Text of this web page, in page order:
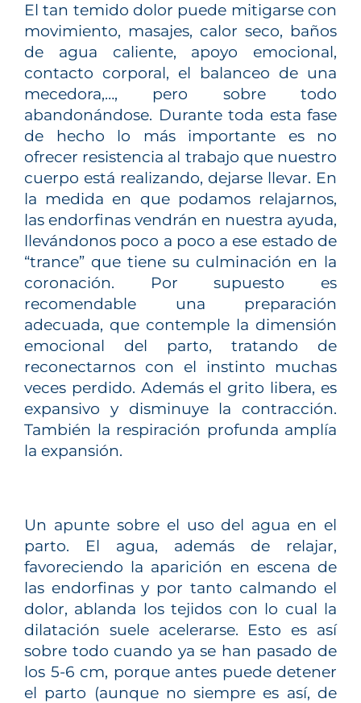
El tan temido dolor puede mitigarse con
movimiento, masajes, calor seco, baños
de agua caliente, apoyo emocional,
contacto corporal, el balanceo de una
mecedora,…, pero sobre todo
abandonándose. Durante toda esta fase
de hecho lo más importante es no
ofrecer resistencia al trabajo que nuestro
cuerpo está realizando, dejarse llevar. En
la medida en que podamos relajarnos,
las endorfinas vendrán en nuestra ayuda,
llevándonos poco a poco a ese estado de
“trance” que tiene su culminación en la
coronación. Por supuesto es
recomendable una preparación
adecuada, que contemple la dimensión
emocional del parto, tratando de
reconectarnos con el instinto muchas
veces perdido. Además el grito libera, es
expansivo y disminuye la contracción.
También la respiración profunda amplía
la expansión.
Un apunte sobre el uso del agua en el
parto. El agua, además de relajar,
favoreciendo la aparición en escena de
las endorfinas y por tanto calmando el
dolor, ablanda los tejidos con lo cual la
dilatación suele acelerarse. Esto es así
sobre todo cuando ya se han pasado de
los 5-6 cm, porque antes puede detener
el parto (aunque no siempre es así, de